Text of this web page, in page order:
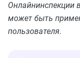
Онлайнинспекции
может быть
пользователя.